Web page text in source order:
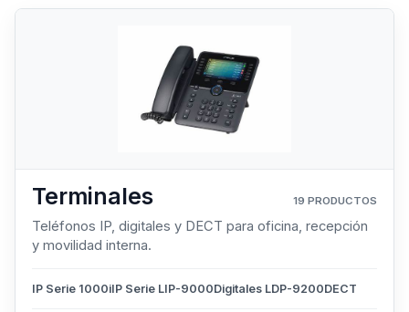
Terminales 19 PRODUCTOS
Teléfonos IP, digitales y DECT para oficina, recepción
y movilidad interna.
IP Serie 1000iIP Serie LIP-9000Digitales LDP-9200DECT